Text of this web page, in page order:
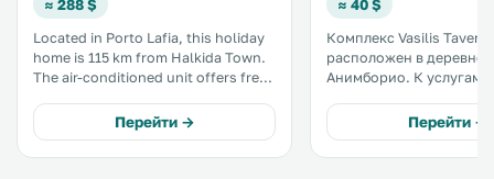
≈ 288 $
Located in Porto Lafia, this holiday
home is 115 km from Halkida Town.
The air-conditioned unit offers free
seating area and a kitchen equipped
with a dishwasher. .
Перейти →
≈ 40 $
Комплекс Vasilis Tavern
расположен в деревне
Анимборио. К услугам гостей
апартаменты-студио. Расстояние
до Афин составляет 45
территории комплекса
Перейти →